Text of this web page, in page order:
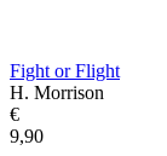
Fight or Flight
H. Morrison
€
9,90